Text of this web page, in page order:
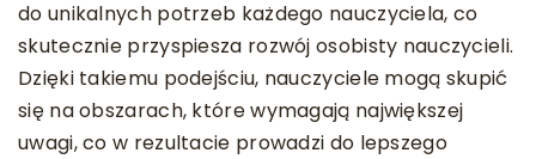
do unikalnych potrzeb każdego nauczyciela, co
skutecznie przyspiesza rozwój osobisty nauczycieli.
Dzięki takiemu podejściu, nauczyciele mogą skupić
się na obszarach, które wymagają największej
uwagi, co w rezultacie prowadzi do lepszego